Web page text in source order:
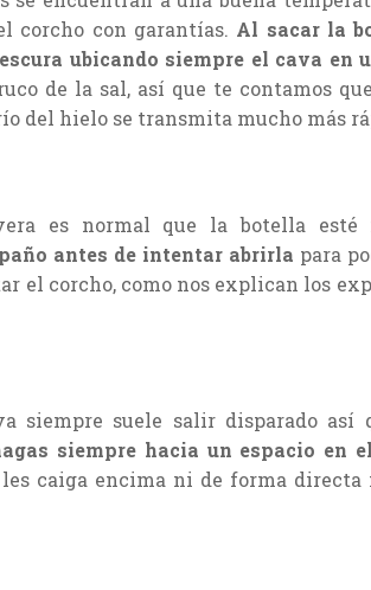
corcho con garantías. Al sacar la
ubicando siempre el cava en
de la sal, así que te contamos
del hielo se transmita mucho más
es normal que la botella esté
antes de intentar abrirla para
el corcho, como nos explican los
siempre suele salir disparado así
siempre hacia un espacio en
caiga encima ni de forma directa